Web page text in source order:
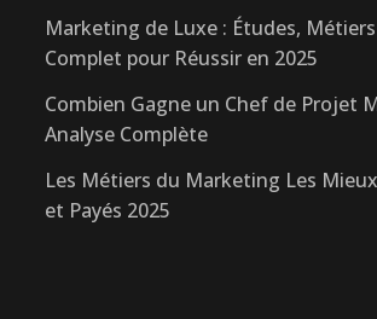
Marketing de Luxe : Études,
Complet pour Réussir en 2025
Combien Gagne un Chef de Projet
Analyse Complète
Les Métiers du Marketing Les
et Payés 2025